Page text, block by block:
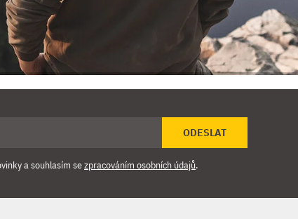
ODESLAT
a souhlasím sezpracováním osobních údajů.